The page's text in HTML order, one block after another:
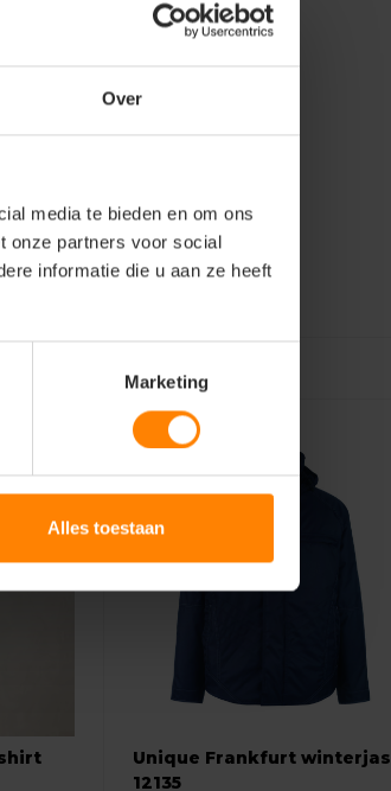
Over
media te bieden en om ons
onze partners voor social
informatie die u aan ze heeft
Marketing
Alles toestaan
Unique Frankfurt winterjas
12135